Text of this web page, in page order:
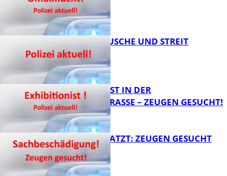
KNALLGERÄUSCHE UND STREIT
EXHIBITIONIST IN DER
VELMANNSTRASSE – ZEUGEN GESUCHT!
AUTO ZERKRATZT: ZEUGEN GESUCHT